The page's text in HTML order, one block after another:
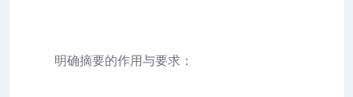
明确摘要的作用与要求：